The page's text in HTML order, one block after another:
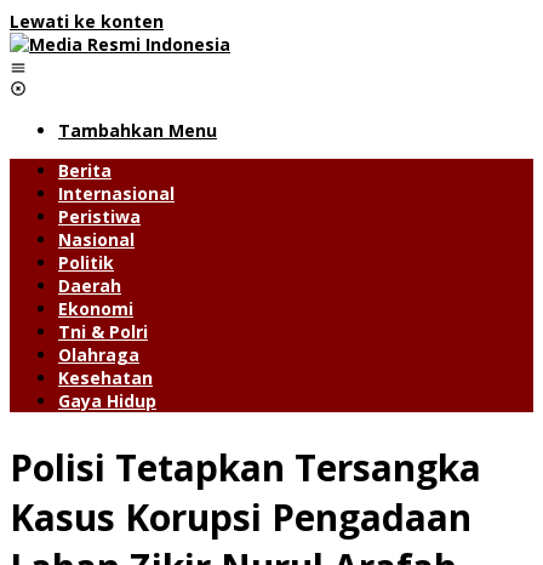
Lewati ke konten
Tambahkan Menu
Berita
Internasional
Peristiwa
Nasional
Politik
Daerah
Ekonomi
Tni & Polri
Olahraga
Kesehatan
Gaya Hidup
Polisi Tetapkan Tersangka
Kasus Korupsi Pengadaan